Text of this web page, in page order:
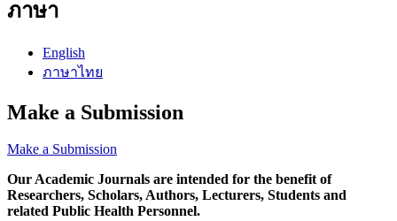
ภาษา
English
ภาษาไทย
Make a Submission
Make a Submission
Our Academic Journals are intended for the benefit of
Researchers, Scholars, Authors, Lecturers, Students and
related Public Health Personnel.